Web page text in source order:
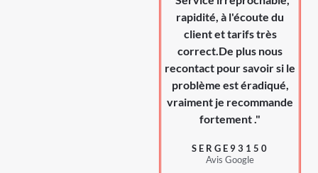
rapidité, à l'écoute du
client et tarifs très
correct.De plus nous
recontact pour savoir si le
problème est éradiqué,
vraiment je recommande
fortement ."
SERGE93150
Avis Google